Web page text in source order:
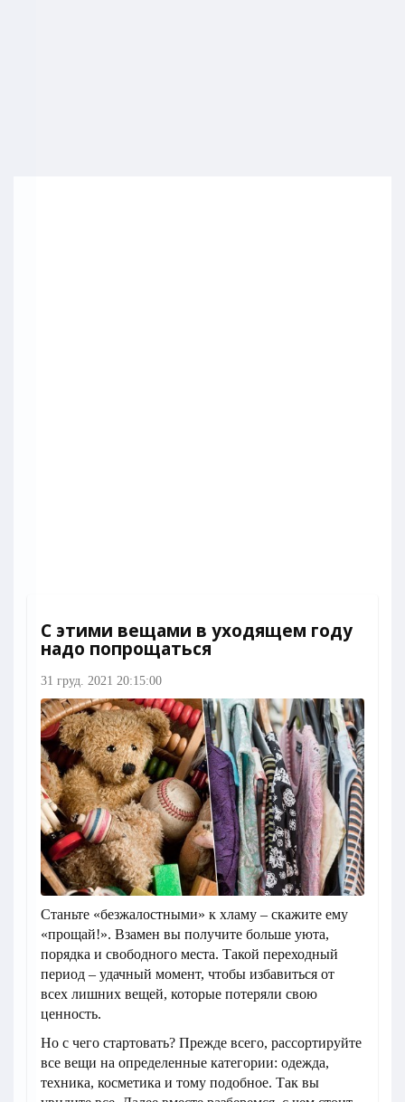
С этими вещами в уходящем году
надо попрощаться
31 груд. 2021 20:15:00
Станьте «безжалостными» к хламу – скажите ему
«прощай!». Взамен вы получите больше уюта,
порядка и свободного места. Такой переходный
период – удачный момент, чтобы избавиться от
всех лишних вещей, которые потеряли свою
ценность.
Но с чего стартовать? Прежде всего, рассортируйте
все вещи на определенные категории: одежда,
техника, косметика и тому подобное. Так вы